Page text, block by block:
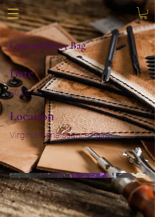
Custom Berry Bag
Date
2025
Location
Virginia Renaissance Faire